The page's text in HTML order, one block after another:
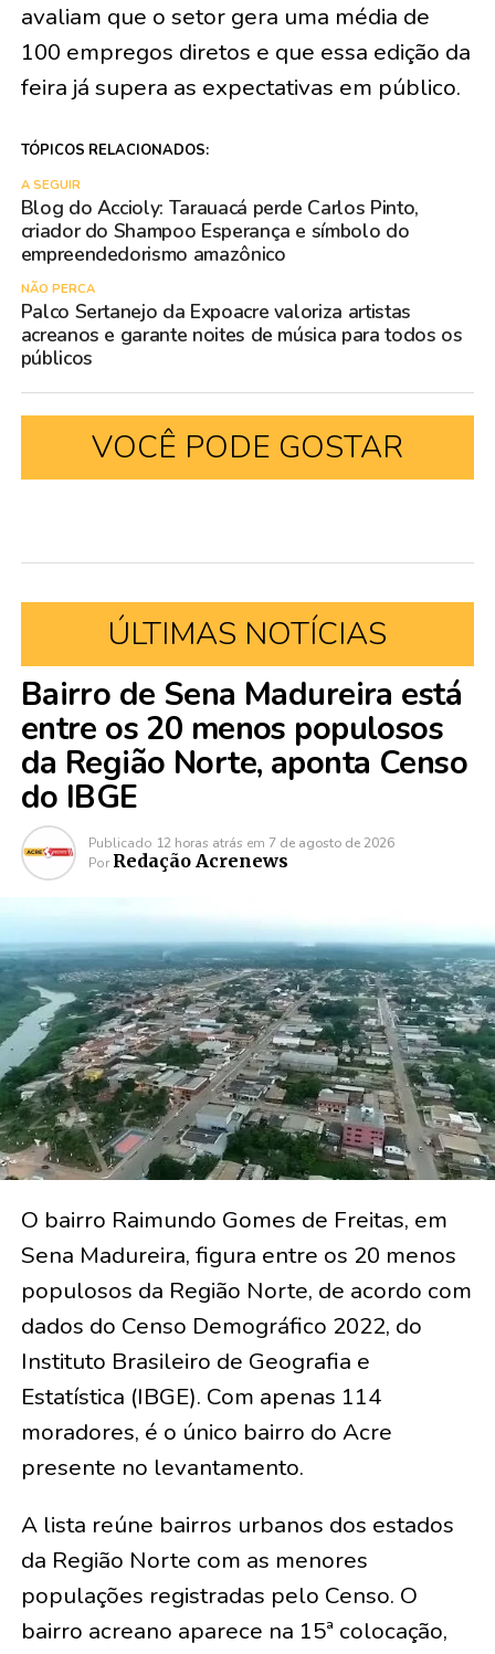
avaliam que o setor gera uma média de
100 empregos diretos e que essa edição da
feira já supera as expectativas em público.
TÓPICOS RELACIONADOS:
A SEGUIR
Blog do Accioly: Tarauacá perde Carlos Pinto,
criador do Shampoo Esperança e símbolo do
empreendedorismo amazônico
NÃO PERCA
Palco Sertanejo da Expoacre valoriza artistas
acreanos e garante noites de música para todos os
públicos
VOCÊ PODE GOSTAR
ÚLTIMAS NOTÍCIAS
Bairro de Sena Madureira está
entre os 20 menos populosos
da Região Norte, aponta Censo
do IBGE
Publicado 12 horas atrás em 7 de agosto de 2026
Por Redação Acrenews
O bairro Raimundo Gomes de Freitas, em
Sena Madureira, figura entre os 20 menos
populosos da Região Norte, de acordo com
dados do Censo Demográfico 2022, do
Instituto Brasileiro de Geografia e
Estatística (IBGE). Com apenas 114
moradores, é o único bairro do Acre
presente no levantamento.
A lista reúne bairros urbanos dos estados
da Região Norte com as menores
populações registradas pelo Censo. O
bairro acreano aparece na 15ª colocação,